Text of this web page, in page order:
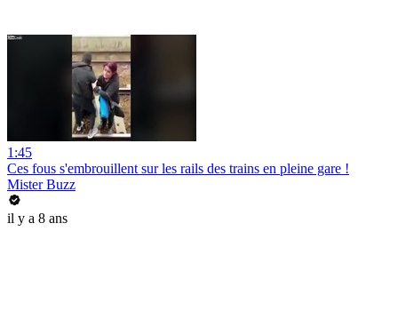
1:45
Ces fous s'embrouillent sur les rails des trains en pleine gare !
Mister Buzz
il y a 8 ans